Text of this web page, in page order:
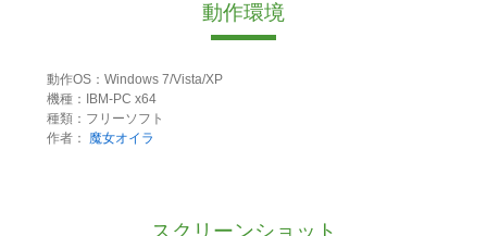
動作環境
動作OS：Windows 7/Vista/XP
機種：IBM-PC x64
種類：フリーソフト
作者：
魔女オイラ